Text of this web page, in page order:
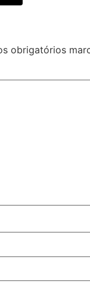
obrigatórios